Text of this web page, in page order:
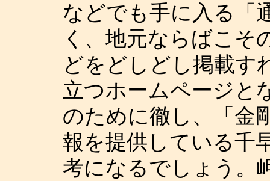
などでも手に入る「
く、地元ならばこそ
どをどしどし掲載す
立つホームページと
のために徹し、「金
報を提供している千
考になるでしょう。